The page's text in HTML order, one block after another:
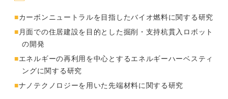
カーボンニュートラルを目指したバイオ燃料に関する研究
月面での住居建設を目的とした掘削・支持杭貫入ロボット
の開発
エネルギーの再利用を中心とするエネルギーハーベスティ
ングに関する研究
ナノテクノロジーを用いた先端材料に関する研究